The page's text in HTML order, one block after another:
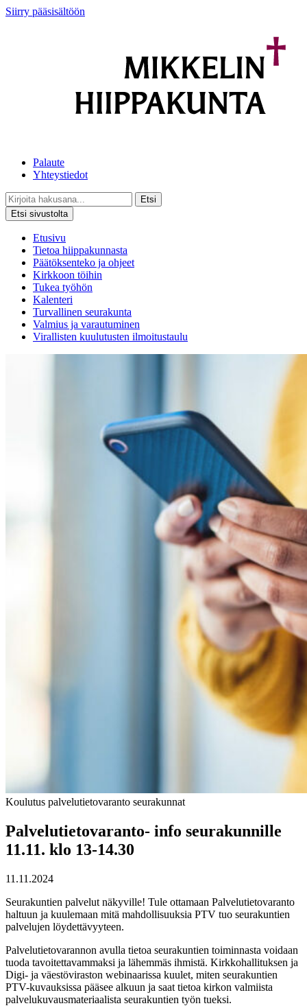
Siirry pääsisältöön
Palaute
Yhteystiedot
Etsi
Etsi sivustolta
Etusivu
Tietoa hiippakunnasta
Päätöksenteko ja ohjeet
Kirkkoon töihin
Tukea työhön
Kalenteri
Turvallinen seurakunta
Valmius ja varautuminen
Virallisten kuulutusten ilmoitustaulu
Koulutus palvelutietovaranto seurakunnat
Palvelutietovaranto- info seurakunnille
11.11. klo 13-14.30
11.11.2024
Seurakuntien palvelut näkyville! Tule ottamaan Palvelutietovaranto
haltuun ja kuulemaan mitä mahdollisuuksia PTV tuo seurakuntien
palvelujen löydettävyyteen.
Palvelutietovarannon avulla tietoa seurakuntien toiminnasta voidaan
tuoda tavoitettavammaksi ja lähemmäs ihmistä. Kirkkohallituksen ja
Digi- ja väestöviraston webinaarissa kuulet, miten seurakuntien
PTV-kuvauksissa pääsee alkuun ja saat tietoa kirkon valmiista
palvelukuvausmateriaalista seurakuntien työn tueksi.